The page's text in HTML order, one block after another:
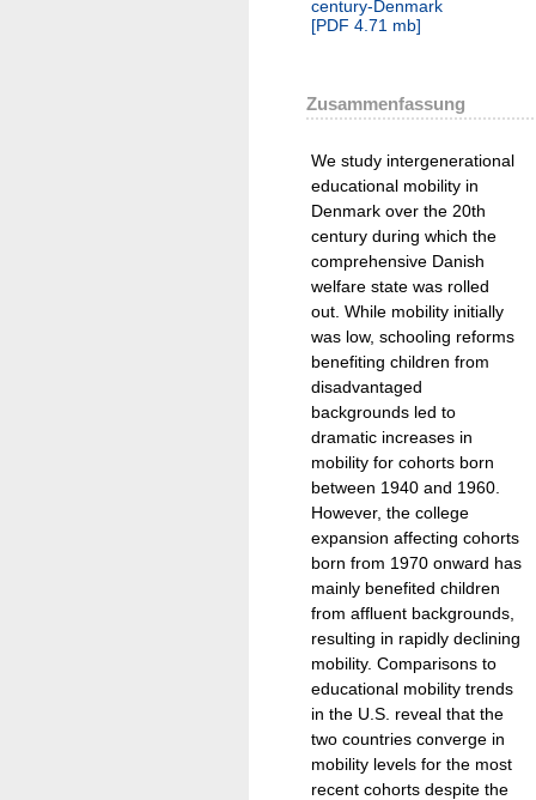
century-Denmark
[PDF 4.71 mb]
Zusammenfassung
We study intergenerational
educational mobility in
Denmark over the 20th
century during which the
comprehensive Danish
welfare state was rolled
out. While mobility initially
was low, schooling reforms
benefiting children from
disadvantaged
backgrounds led to
dramatic increases in
mobility for cohorts born
between 1940 and 1960.
However, the college
expansion affecting cohorts
born from 1970 onward has
mainly benefited children
from affluent backgrounds,
resulting in rapidly declining
mobility. Comparisons to
educational mobility trends
in the U.S. reveal that the
two countries converge in
mobility levels for the most
recent cohorts despite the